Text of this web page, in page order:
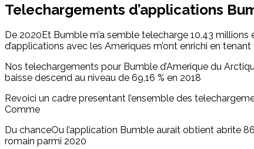
Telechargements d’applications
De 2020Et Bumble m’a semble telecharge 10,43
d’applications avec les Ameriques m’ont enrichi en
Nos telechargements pour Bumble d’Amerique du
baisse descend au niveau de 69,16 % en 2018
Revoici un cadre presentant l’ensemble des
Comme
Du chanceOu l’application Bumble aurait obtient abrite
romain parmi 2020